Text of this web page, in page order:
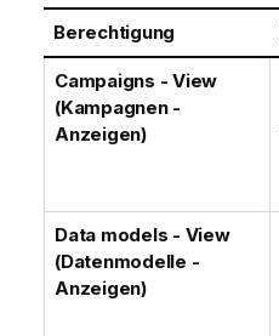
Berechtigung
Campaigns - View
(Kampagnen -
Anzeigen)
Data models - View
(Datenmodelle -
Anzeigen)